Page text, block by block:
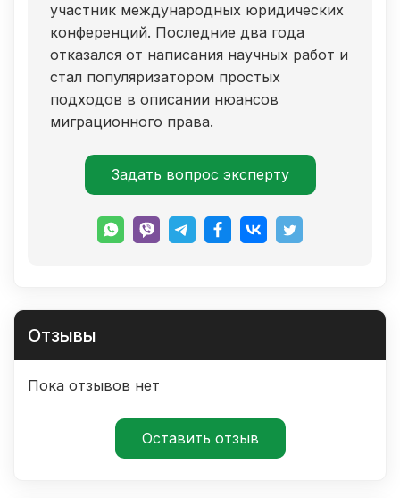
участник международных юридических
конференций. Последние два года
отказался от написания научных работ и
стал популяризатором простых
подходов в описании нюансов
миграционного права.
Задать вопрос эксперту
Отзывы
Пока отзывов нет
Оставить отзыв